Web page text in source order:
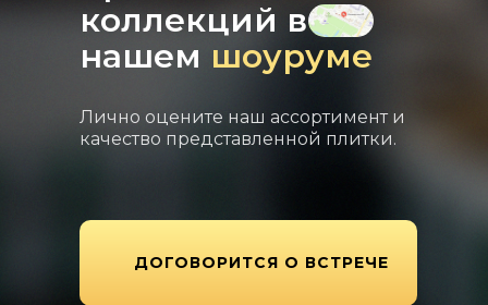
Лично оцените наш ассортимент и
качество представленной плитки.
коллекций в
нашем шоуруме
ДОГОВОРИТСЯ О ВСТРЕЧЕ